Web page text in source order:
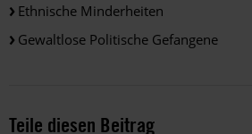
Ethnische Minderheiten
Gewaltlose Politische Gefangene
Teile diesen Beitrag